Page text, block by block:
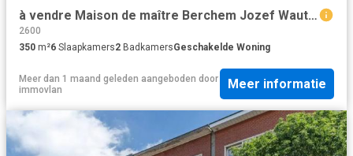
à vendre Maison de maître Berchem Jozef Wautersstraat
2600
350 m²6 Slaapkamers2 BadkamersGeschakelde Woning
Meer dan 1 maand geleden aangeboden door
immovlan
Meer informatie